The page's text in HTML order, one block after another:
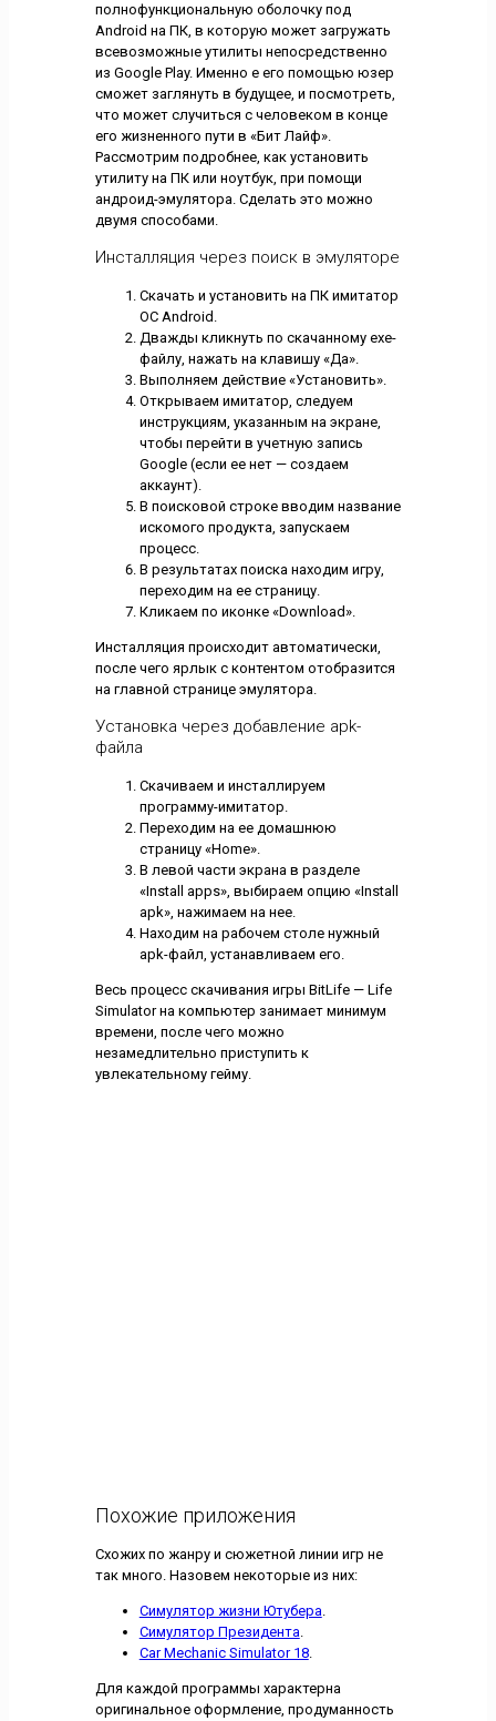
полнофункциональную оболочку под
Android на ПК, в которую может загружать
всевозможные утилиты непосредственно
из Google Play. Именно е его помощью юзер
сможет заглянуть в будущее, и посмотреть,
что может случиться с человеком в конце
его жизненного пути в «Бит Лайф».
Рассмотрим подробнее, как установить
утилиту на ПК или ноутбук, при помощи
андроид-эмулятора. Сделать это можно
двумя способами.
Инсталляция через поиск в эмуляторе
Скачать и установить на ПК имитатор
ОС Android.
Дважды кликнуть по скачанному exe-
файлу, нажать на клавишу «Да».
Выполняем действие «Установить».
Открываем имитатор, следуем
инструкциям, указанным на экране,
чтобы перейти в учетную запись
Google (если ее нет — создаем
аккаунт).
В поисковой строке вводим название
искомого продукта, запускаем
процесс.
В результатах поиска находим игру,
переходим на ее страницу.
Кликаем по иконке «Download».
Инсталляция происходит автоматически,
после чего ярлык с контентом отобразится
на главной странице эмулятора.
Установка через добавление apk-
файла
Скачиваем и инсталлируем
программу-имитатор.
Переходим на ее домашнюю
страницу «Home».
В левой части экрана в разделе
«Install apps», выбираем опцию «Install
apk», нажимаем на нее.
Находим на рабочем столе нужный
apk-файл, устанавливаем его.
Весь процесс скачивания игры BitLife — Life
Simulator на компьютер занимает минимум
времени, после чего можно
незамедлительно приступить к
увлекательному гейму.
Похожие приложения
Схожих по жанру и сюжетной линии игр не
так много. Назовем некоторые из них:
Симулятор жизни Ютубера
Симулятор Президента
Car Mechanic Simulator 18.
Для каждой программы характерна
оригинальное оформление, продуманность